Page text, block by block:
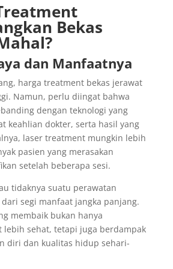
Bekas
dan Manfaatnya
harga treatment bekas jerawat
Namun, perlu diingat bahwa
dengan teknologi yang
keahlian dokter, serta hasil yang
laser treatment mungkin lebih
pasien yang merasakan
setelah beberapa sesi.
tidaknya suatu perawatan
segi manfaat jangka panjang.
membaik bukan hanya
lebih sehat, tetapi juga berdampak
diri dan kualitas hidup sehari-